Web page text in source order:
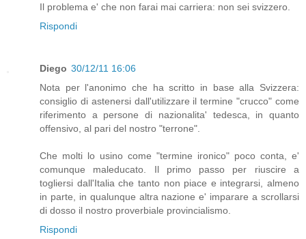
Il problema e' che non farai mai carriera: non sei svizzero.
Rispondi
Diego 30/12/11 16:06
Nota per l'anonimo che ha scritto in base alla Svizzera:
consiglio di astenersi dall'utilizzare il termine "crucco" come
riferimento a persone di nazionalita' tedesca, in quanto
offensivo, al pari del nostro "terrone".
Che molti lo usino come "termine ironico" poco conta, e'
comunque maleducato. Il primo passo per riuscire a
togliersi dall'Italia che tanto non piace e integrarsi, almeno
in parte, in qualunque altra nazione e' imparare a scrollarsi
di dosso il nostro proverbiale provincialismo.
Rispondi